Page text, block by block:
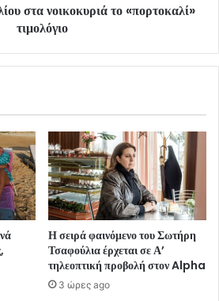
στα νοικοκυριά το «πορτοκαλί»
τιμολόγιο
Η σειρά φαινόμενο του Σωτήρη
Τσαφούλια έρχεται σε Α’
τηλεοπτική προβολή στον Alpha
3 ώρες ago